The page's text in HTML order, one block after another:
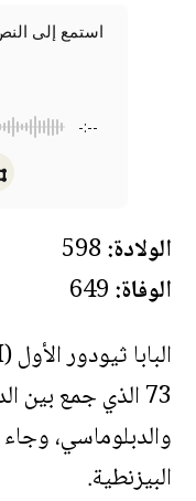
استمع إلى
-:--
الولادة:
الوفاة:
73 الذي جمع
والدبلوماسي،
البيزنطية.